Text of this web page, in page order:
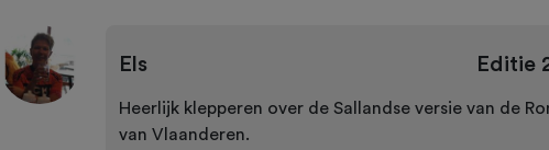
Els Editie
Heerlijk klepperen over de Sallandse versie van de
van Vlaanderen.